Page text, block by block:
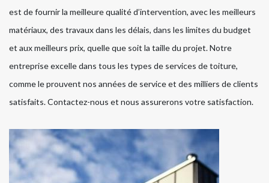
est de fournir la meilleure qualité d’intervention, avec les meilleurs
matériaux, des travaux dans les délais, dans les limites du budget
et aux meilleurs prix, quelle que soit la taille du projet. Notre
entreprise excelle dans tous les types de services de toiture,
comme le prouvent nos années de service et des milliers de clients
satisfaits. Contactez-nous et nous assurerons votre satisfaction.